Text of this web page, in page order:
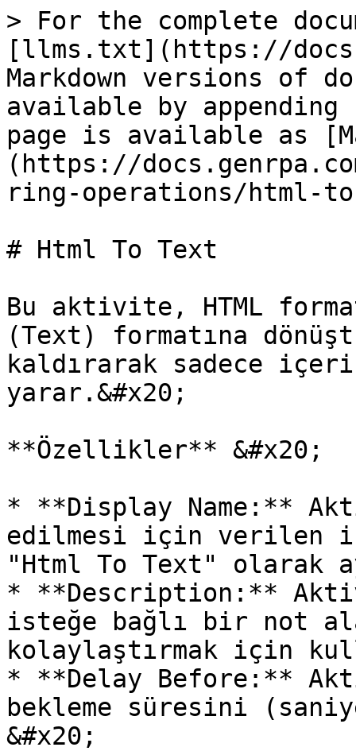
> For the complete
[llms.txt](https://
Markdown versions of
available by
page is available as
(https://
ring-operations/html-
# Html To Text
Bu aktivite, HTML
(Text) formatına
kaldırarak sadece
yarar.&#x20;
**Özellikler** &#x20;
* **Display Name:**
edilmesi için verilen
"Html To Text" olarak
* **Description:**
isteğe bağlı bir not
kolaylaştırmak için
* **Delay Before:**
bekleme süresini
&#x20;